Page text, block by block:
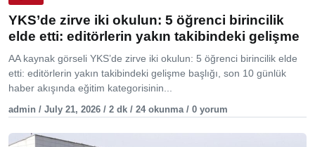
YKS’de zirve iki okulun: 5 öğrenci birincilik
elde etti: editörlerin yakın takibindeki gelişme
AA kaynak görseli YKS’de zirve iki okulun: 5 öğrenci birincilik elde
etti: editörlerin yakın takibindeki gelişme başlığı, son 10 günlük
haber akışında eğitim kategorisinin...
admin / July 21, 2026 / 2 dk / 24 okunma / 0 yorum